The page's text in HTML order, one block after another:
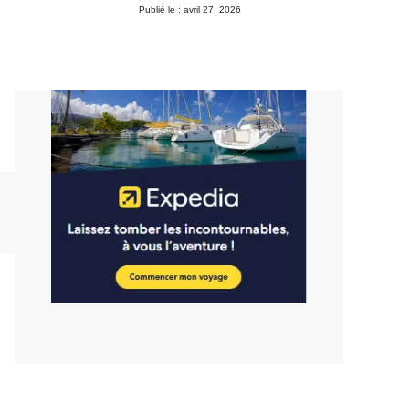
Publié le : avril 27, 2026